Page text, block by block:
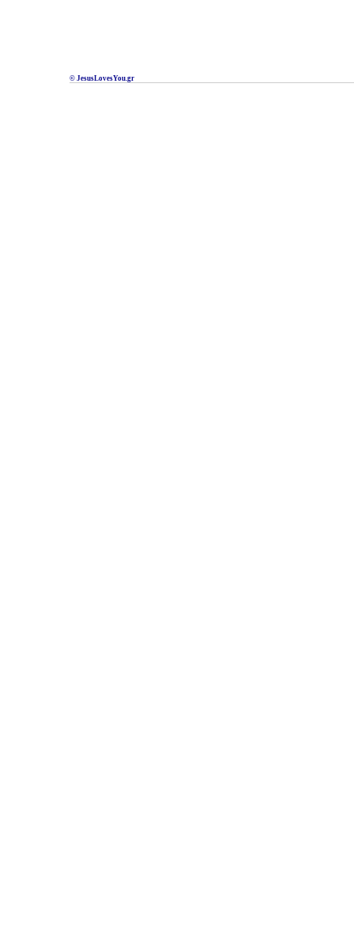
© JesusLovesYou.gr